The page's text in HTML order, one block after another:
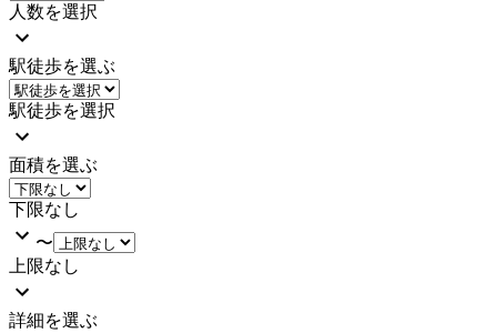
人数を選択
駅徒歩を選ぶ
駅徒歩を選択
面積を選ぶ
下限なし
〜
上限なし
詳細を選ぶ